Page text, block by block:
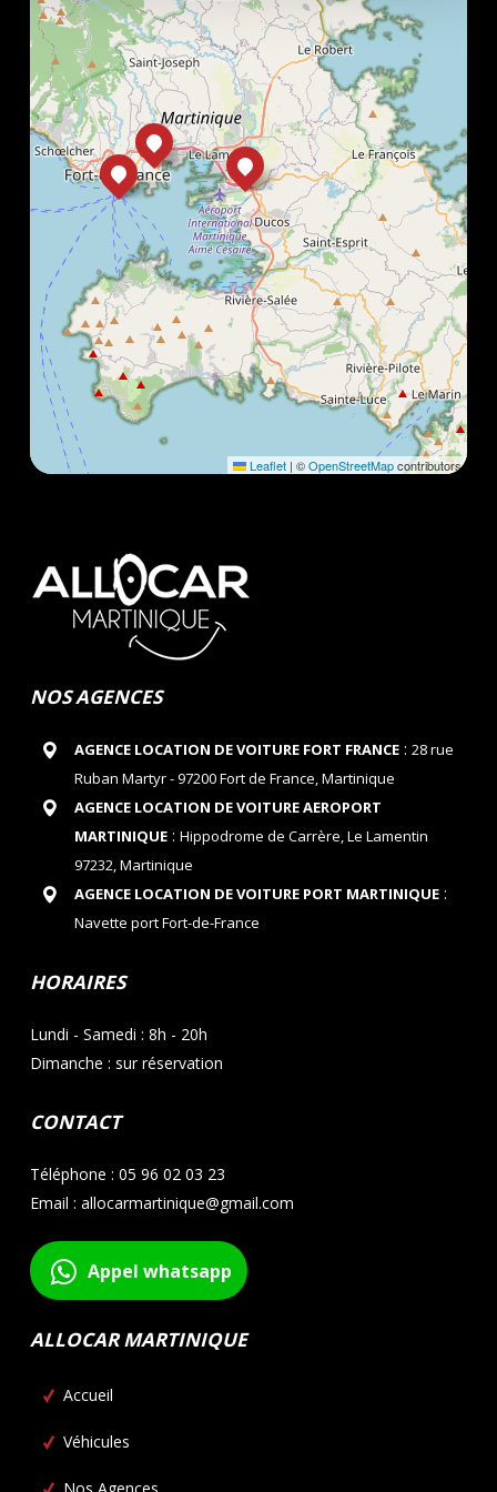
Leaflet | ©OpenStreetMapcontributors
NOS AGENCES
AGENCE LOCATION DE VOITURE FORT FRANCE: 28 rue
Ruban Martyr - 97200 Fort de France, Martinique
AGENCE LOCATION DE VOITURE AEROPORT
MARTINIQUE: Hippodrome de Carrère, Le Lamentin
97232, Martinique
AGENCE LOCATION DE VOITURE PORT MARTINIQUE:
Navette port Fort-de-France
HORAIRES
Lundi - Samedi : 8h - 20h
Dimanche : sur réservation
CONTACT
Téléphone : 05 96 02 03 23
Email : allocarmartinique@gmail.com
Appel whatsapp
ALLOCAR MARTINIQUE
Accueil
Véhicules